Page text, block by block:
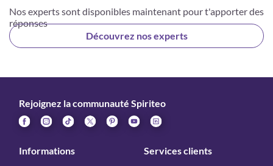
Nos experts sont disponibles maintenant pour t'apporter des
réponses
Découvrez nos experts
Rejoignez la communauté Spiriteo
Informations Services clients